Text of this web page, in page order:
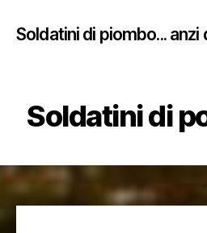
Soldatini di piombo... anzi
Soldatini di